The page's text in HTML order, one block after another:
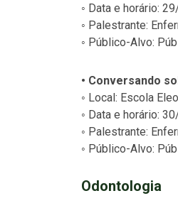
◦ Data e horário:
◦ Palestrante:
◦ Público-Alvo:
• Conversando
◦ Local: Escola
◦ Data e horário:
◦ Palestrante:
◦ Público-Alvo:
Odontologia